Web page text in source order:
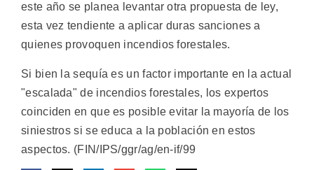
este año se planea levantar otra propuesta de ley,
esta vez tendiente a aplicar duras sanciones a
quienes provoquen incendios forestales.
Si bien la sequía es un factor importante en la actual
"escalada" de incendios forestales, los expertos
coinciden en que es posible evitar la mayoría de los
siniestros si se educa a la población en estos
aspectos. (FIN/IPS/ggr/ag/en-if/99